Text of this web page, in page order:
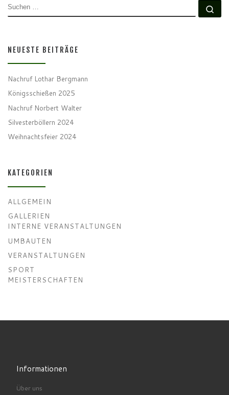
SUCHE
NEUESTE BEITRÄGE
Nachruf Lothar Bergmann
Königsschießen 2025
Nachruf Norbert Walter
Silvesterböllern 2024
Weihnachtsfeier 2024
KATEGORIEN
ALLGEMEIN
GALLERIEN
INTERNE VERANSTALTUNGEN
UMBAUTEN
VERANSTALTUNGEN
SPORT
MEISTERSCHAFTEN
Informationen
Über uns